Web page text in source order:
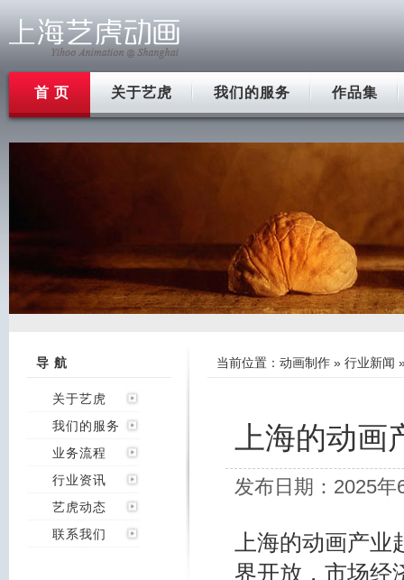
首 页 关于艺虎 我们的服务 作品集
导 航
关于艺虎
我们的服务
业务流程
行业资讯
艺虎动态
联系我们
当前位置： 动画制作 » 行业新闻
上海的动
发布日期：2025
上海的动画产
界开放，市场经